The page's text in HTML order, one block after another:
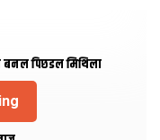
बनल पिछडल मिथिला